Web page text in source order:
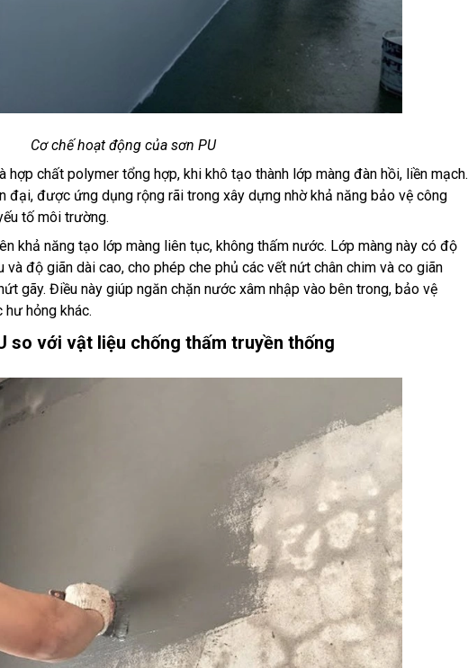
Cơ chế hoạt động của sơn PU
hợp chất polymer tổng hợp, khi khô tạo thành lớp màng đàn hồi, liền mạch.
đại, được ứng dụng rộng rãi trong xây dựng nhờ khả năng bảo vệ công
tố môi trường.
khả năng tạo lớp màng liên tục, không thấm nước. Lớp màng này có độ
độ giãn dài cao, cho phép che phủ các vết nứt chân chim và co giãn
gãy. Điều này giúp ngăn chặn nước xâm nhập vào bên trong, bảo vệ
hỏng khác.
so với vật liệu chống thấm truyền thống